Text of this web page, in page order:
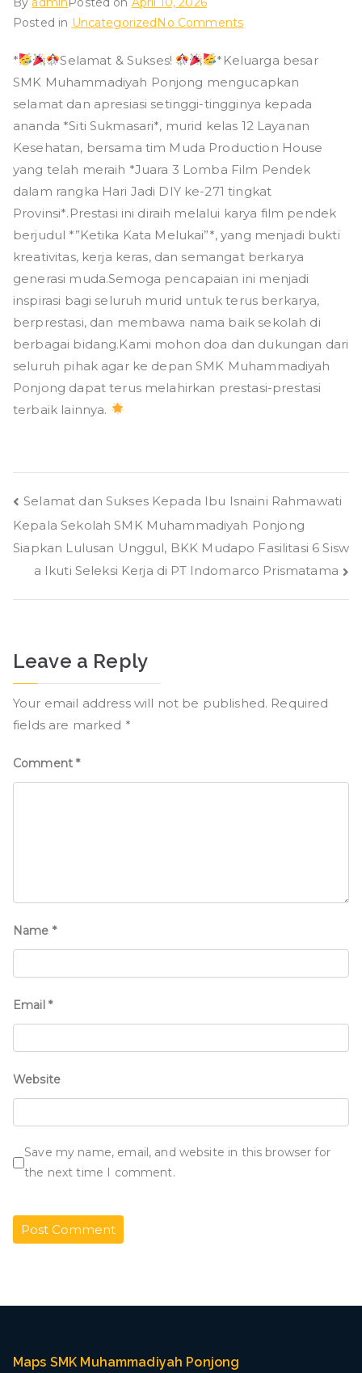
Posted in UncategorizedNo Commentson
dan
Sukses
atas
Prestasi
juara
3
lomba
pendek
* Selamat & Sukses!
*Keluarga besar
SMK Muhammadiyah Ponjong mengucapkan
selamat dan apresiasi setinggi-tingginya kepada
ananda *Siti Sukmasari*, murid kelas 12 Layanan
Kesehatan, bersama tim Muda Production House
yang telah meraih *Juara 3 Lomba Film Pendek
dalam rangka Hari Jadi DIY ke-271 tingkat
Provinsi*.Prestasi ini diraih melalui karya film pendek
berjudul *”Ketika Kata Melukai”*, yang menjadi bukti
kreativitas, kerja keras, dan semangat berkarya
generasi muda.Semoga pencapaian ini menjadi
inspirasi bagi seluruh murid untuk terus berkarya,
berprestasi, dan membawa nama baik sekolah di
berbagai bidang.Kami mohon doa dan dukungan dari
seluruh pihak agar ke depan SMK Muhammadiyah
Ponjong dapat terus melahirkan prestasi-prestasi
terbaik lainnya.
Post
navigation
Selamat dan Sukses Kepada Ibu Isnaini Rahmawati
Kepala Sekolah SMK Muhammadiyah Ponjong
Siapkan Lulusan Unggul, BKK Mudapo Fasilitasi 6 Sisw
a Ikuti Seleksi Kerja di PT Indomarco Prismatama
Leave a Reply
Your email address will not be published. Required
fields are marked *
Comment*
Name *
Email *
Website
Save my name, email, and website in this browser for
the next time I comment.
Maps SMK Muhammadiyah Ponjong